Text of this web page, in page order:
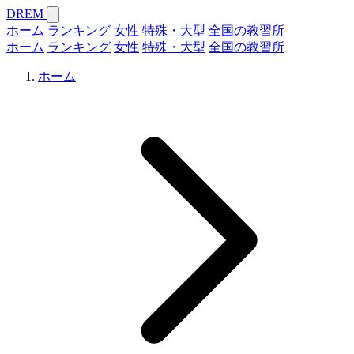
DREM
ホーム ランキング 女性 特殊・大型 全国の教習所
ホーム ランキング 女性 特殊・大型 全国の教習所
ホーム